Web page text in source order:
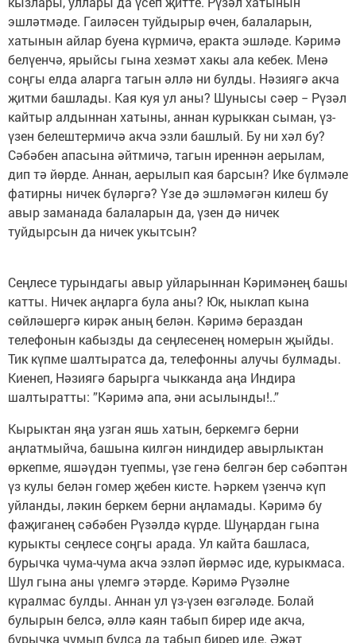
эшләтмәде. Гаиләсен туйдырыр өчен, балаларын,
хатынын айлар буена күрмичә, еракта эшләде. Кәримә
белүенчә, ярыйсы гына хезмәт хакы ала кебек. Менә
соңгы елда аларга тагын әллә ни булды. Нәзиягә акча
җитми башлады. Кая куя ул аны? Шунысы сәер − Рүзәл
кайтыр алдыннан хатыны, аннан курыккан сыман, үз-
үзен белештермичә акча эзли башлый. Бу ни хәл бу?
Сәбәбен апасына әйтмичә, тагын иреннән аерылам,
дип тә йөрде. Аннан, аерылып кая барсын? Ике бүлмәле
фатирны ничек бүләргә? Үзе дә эшләмәгән килеш бу
авыр заманада балаларын да, үзен дә ничек
туйдырсын да ничек укытсын?
Сеңлесе турындагы авыр уйларыннан Кәримәнең башы
катты. Ничек аңларга була аны? Юк, ныклап кына
сөйләшергә кирәк аның белән. Кәримә бераздан
телефонын кабызды да сеңлесенең номерын җыйды.
Тик күпме шалтыратса да, телефонны алучы булмады.
Киенеп, Нәзиягә барырга чыкканда аңа Индира
шалтыратты: ”Кәримә апа, әни асылынды!..”
Кырыктан яңа узган яшь хатын, беркемгә берни
аңлатмыйча, башына килгән ниндидер авырлыктан
өркепме, яшәүдән туепмы, үзе генә белгән бер сәбәптән
үз кулы белән гомер җебен кисте. Һәркем үзенчә күп
уйланды, ләкин беркем берни аңламады. Кәримә бу
фаҗиганең сәбәбен Рүзәлдә күрде. Шуңардан гына
курыкты сеңлесе соңгы арада. Ул кайта башласа,
бурычка чума-чума акча эзләп йөрмәс иде, курыкмаса.
Шул гына аны үлемгә этәрде. Кәримә Рүзәлне
күралмас булды. Аннан ул үз-үзен өзгәләде. Болай
булырын белсә, әллә каян табып бирер иде акча,
бурычка чумып булса да табып бирер иде. Әҗәт